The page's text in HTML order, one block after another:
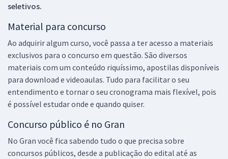
seletivos.
Material para concurso
Ao adquirir algum curso, você passa a ter acesso a materiais
exclusivos para o concurso em questão. São diversos
materiais com um conteúdo riquíssimo, apostilas disponíveis
para download e videoaulas. Tudo para facilitar o seu
entendimento e tornar o seu cronograma mais flexível, pois
é possível estudar onde e quando quiser.
Concurso público é no Gran
No Gran você fica sabendo tudo o que precisa sobre
concursos públicos, desde a publicação do edital até as